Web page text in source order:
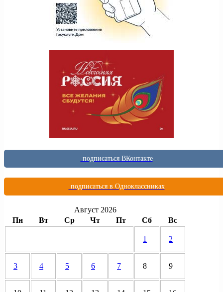
подписаться ВКонтакте
подписаться в Одноклассниках
Август 2026
Пн
Вт Ср Чт Пт Сб Вс
1 2
3 4 5 6 7 8 9